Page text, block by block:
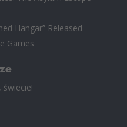
Hangar” Released
Games
świecie!